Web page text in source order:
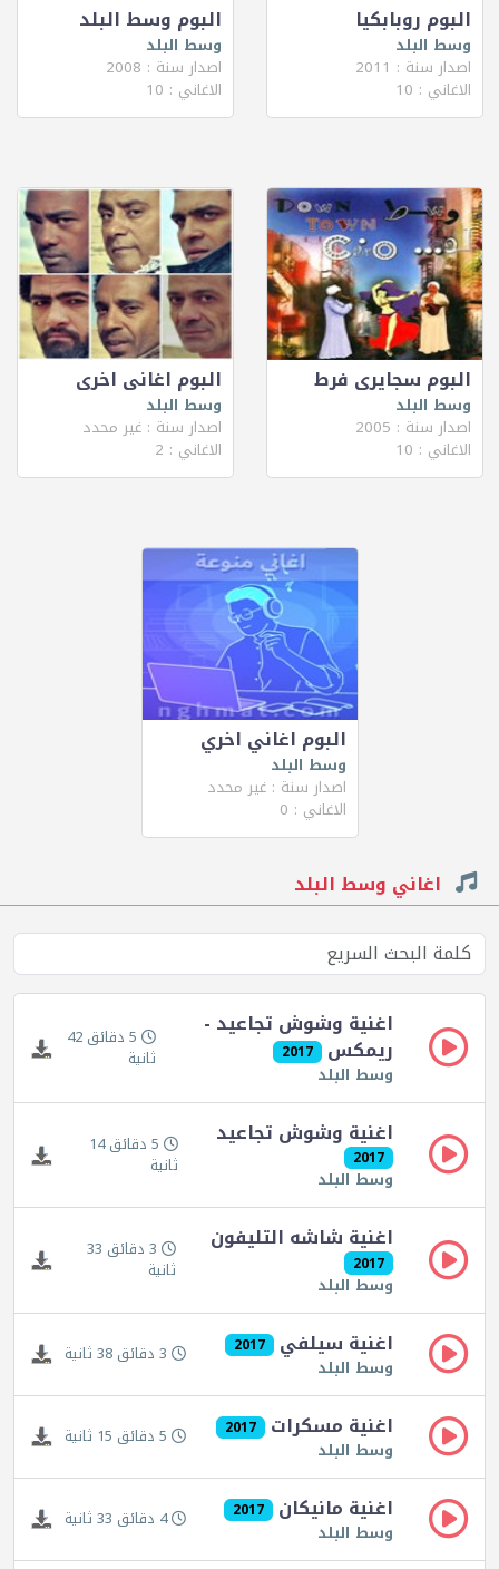
البوم روبابكيا
وسط البلد
اصدار سنة : 2011
الاغاني : 10
البوم وسط البلد
وسط البلد
اصدار سنة : 2008
الاغاني : 10
البوم سجايرى فرط
وسط البلد
اصدار سنة : 2005
الاغاني : 10
البوم اغانى اخرى
وسط البلد
اصدار سنة : غير محدد
الاغاني : 2
البوم اغاني اخري
وسط البلد
اصدار سنة : غير محدد
الاغاني : 0
اغاني وسط البلد
اغنية وشوش تجاعيد -
ريمكس 2017
وسط البلد
5 دقائق 42
ثانية
اغنية وشوش تجاعيد
2017
وسط البلد
5 دقائق 14
ثانية
اغنية شاشه التليفون
2017
وسط البلد
3 دقائق 33
ثانية
اغنية سيلفي 2017
وسط البلد 3 دقائق 38 ثانية
اغنية مسكرات 2017
وسط البلد 5 دقائق 15 ثانية
اغنية مانيكان 2017
وسط البلد 4 دقائق 33 ثانية